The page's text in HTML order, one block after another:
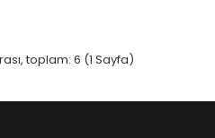
toplam: 6 (1 Sayfa)